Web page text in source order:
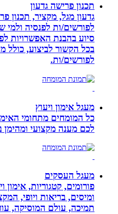
תכנון פרישה גדעון
גדעון מגל, מקציר, תכנון
לפורשים/ות לפנסיה ולמי
סיוע בהבנת האפשרויות לפנסיה,
בכל הקשור לביצוע, כולל
לפורשים/ות.
מעגל אימון ויעוץ
כל המומחים מתחומי האימון
לכם מענה מקצועי ומהימן
מעגל העסקים
פורומים, קטגוריות, אימון
ומיסים, בריאות ויופי,
תמיכה, עולם המוסיקה, עורכי